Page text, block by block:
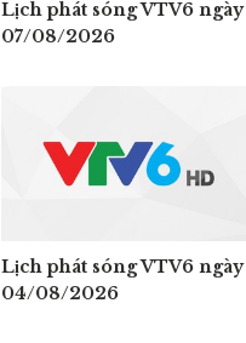
Lịch phát sóng VTV6 ngày
07/08/2026
Lịch phát sóng VTV6 ngày
04/08/2026